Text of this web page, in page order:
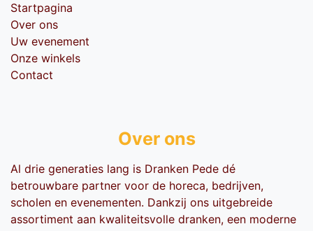
Startpagina
Over ons
Uw evenement
Onze winkels
Contact
Over ons
Al drie generaties lang is Dranken Pede dé
betrouwbare partner voor de horeca, bedrijven,
scholen en evenementen. Dankzij ons uitgebreide
assortiment aan kwaliteitsvolle dranken, een moderne